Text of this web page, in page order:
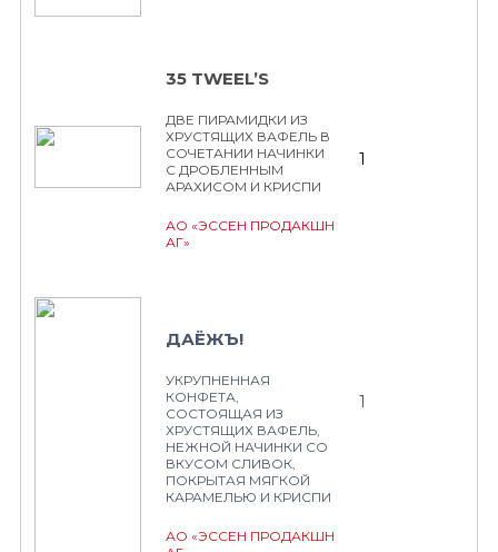
35 TWEEL’S
ДВЕ ПИРАМИДКИ ИЗ
ХРУСТЯЩИХ ВАФЕЛЬ В
СОЧЕТАНИИ НАЧИНКИ
С ДРОБЛЕННЫМ
АРАХИСОМ И КРИСПИ
АО «ЭССЕН ПРОДАКШН
АГ»
1
ДАЁЖЪ!
УКРУПНЕННАЯ
КОНФЕТА,
СОСТОЯЩАЯ ИЗ
ХРУСТЯЩИХ ВАФЕЛЬ,
НЕЖНОЙ НАЧИНКИ СО
ВКУСОМ СЛИВОК,
ПОКРЫТАЯ МЯГКОЙ
КАРАМЕЛЬЮ И КРИСПИ
АО «ЭССЕН ПРОДАКШН
1